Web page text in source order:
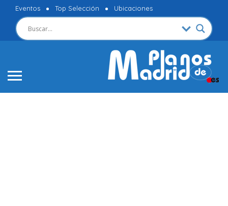
Eventos Top Selección Ubicaciones